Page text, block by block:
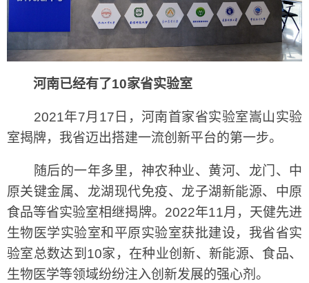
河南已经有了10家省实验室
2021年7月17日，河南首家省实验室嵩山实验
室揭牌，我省迈出搭建一流创新平台的第一步。
随后的一年多里，神农种业、黄河、龙门、中
原关键金属、龙湖现代免疫、龙子湖新能源、中原
食品等省实验室相继揭牌。2022年11月，天健先进
生物医学实验室和平原实验室获批建设，我省省实
验室总数达到10家，在种业创新、新能源、食品、
生物医学等领域纷纷注入创新发展的强心剂。